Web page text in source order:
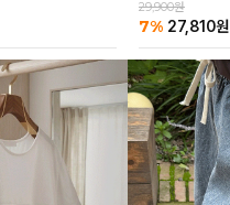
29,900원
7% 27,810원